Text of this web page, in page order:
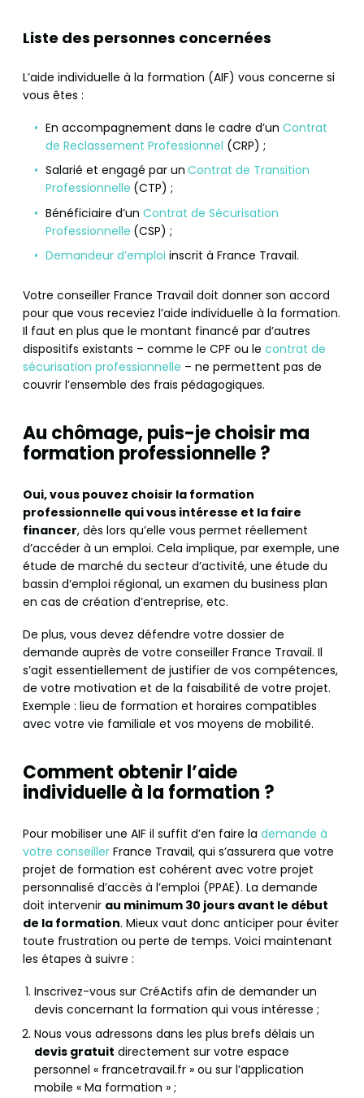
Liste des personnes concernées
L’aide individuelle à la formation (AIF) vous concerne si
vous êtes :
En accompagnement dans le cadre d’un Contrat
de Reclassement Professionnel (CRP) ;
Salarié et engagé par un Contrat de Transition
Professionnelle (CTP) ;
Bénéficiaire d’un Contrat de Sécurisation
Professionnelle (CSP) ;
Demandeur d’emploi inscrit à France Travail.
Votre conseiller France Travail doit donner son accord
pour que vous receviez l’aide individuelle à la formation.
Il faut en plus que le montant financé par d’autres
dispositifs existants – comme le CPF ou le contrat de
sécurisation professionnelle – ne permettent pas de
couvrir l’ensemble des frais pédagogiques.
Au chômage, puis-je choisir ma
formation professionnelle ?
Oui, vous pouvez choisir la formation
professionnelle qui vous intéresse et la faire
financer, dès lors qu’elle vous permet réellement
d’accéder à un emploi. Cela implique, par exemple, une
étude de marché du secteur d’activité, une étude du
bassin d’emploi régional, un examen du business plan
en cas de création d’entreprise, etc.
De plus, vous devez défendre votre dossier de
demande auprès de votre conseiller France Travail. Il
s’agit essentiellement de justifier de vos compétences,
de votre motivation et de la faisabilité de votre projet.
Exemple : lieu de formation et horaires compatibles
avec votre vie familiale et vos moyens de mobilité.
Comment obtenir l’aide
individuelle à la formation ?
Pour mobiliser une AIF il suffit d’en faire la demande à
votre conseiller France Travail, qui s’assurera que votre
projet de formation est cohérent avec votre projet
personnalisé d’accès à l’emploi (PPAE). La demande
doit intervenir au minimum 30 jours avant le début
de la formation. Mieux vaut donc anticiper pour éviter
toute frustration ou perte de temps. Voici maintenant
les étapes à suivre :
Inscrivez-vous sur CréActifs afin de demander un
devis concernant la formation qui vous intéresse ;
Nous vous adressons dans les plus brefs délais un
devis gratuit directement sur votre espace
personnel « francetravail.fr » ou sur l’application
mobile « Ma formation » ;